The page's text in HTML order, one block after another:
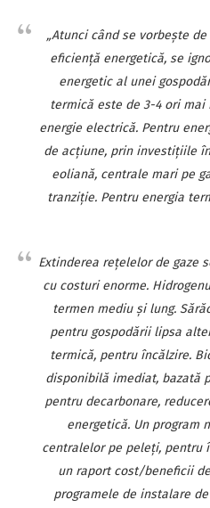
„Atunci când se vorbeşte
eficienţă energetică, se
energetic al unei
termică este de 3-4 ori mai
energie electrică. Pentru
de acţiune, prin investiţiile
eoliană, centrale mari pe
tranziţie. Pentru energia
Extinderea reţelelor de gaze
cu costuri enorme.
termen mediu şi lung.
pentru gospodării lipsa
termică, pentru încălzire.
disponibilă imediat, bazată
pentru decarbonare,
energetică. Un program
centralelor pe peleţi, pentru
un raport cost/beneficii
programele de instalare